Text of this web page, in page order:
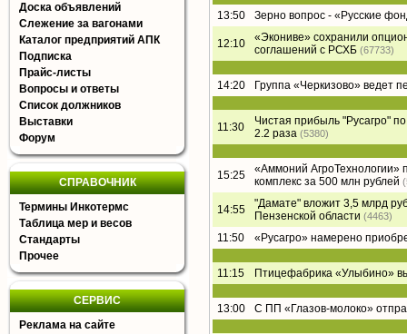
Доска объявлений
Слежение за вагонами
Каталог предприятий АПК
Подписка
Прайс-листы
Вопросы и ответы
Список должников
Выставки
Форум
СПРАВОЧНИК
Термины Инкотермс
Таблица мер и весов
Стандарты
Прочее
СЕРВИС
Реклама на сайте
13:50 Зерно вопрос - «Русские
12:10
«Экониве» сохранили
соглашений с РСХБ (67733)
14:20 Группа «Черкизово» ведет
11:30
Чистая прибыль "Русагро"
2.2 раза (5380)
15:25
«Аммоний АгроТехнологии»
комплекс за 500 млн рублей
14:55
"Дамате" вложит 3,5 млрд
Пензенской области (4463)
11:50 «Русагро» намерено
11:15 Птицефабрика «Улыбино»
13:00 С ПП «Глазов-молоко»